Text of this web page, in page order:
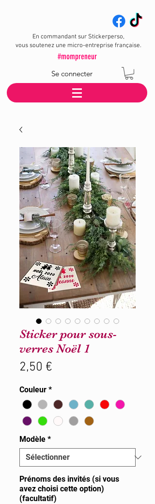
En commandant sur Stickerperso,
vous soutenez une micro-entreprise française.
#mompreneur
Se connecter
Sticker pour sous-
verres Noël 1
2,50 €
Couleur *
Modèle *
Prénoms des invités (si vous
avez choisi cette option)
(facultatif)